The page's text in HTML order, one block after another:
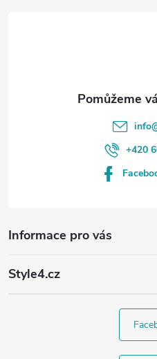
Informace pro vás
Style4.cz
info
+420